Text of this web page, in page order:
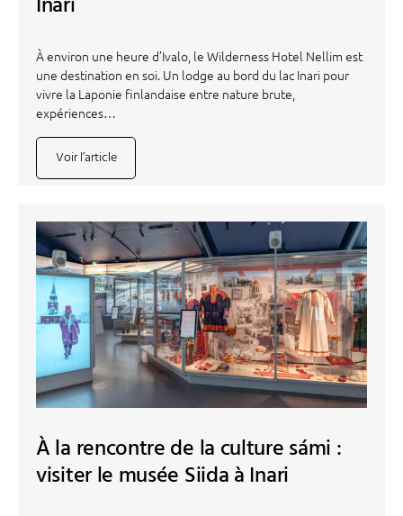
À environ une heure d’Ivalo, le Wilderness Hotel Nellim est
une destination en soi. Un lodge au bord du lac Inari pour
vivre la Laponie finlandaise entre nature brute,
expériences…
Voir l’article
À la rencontre de la culture sámi :
visiter le musée Siida à Inari